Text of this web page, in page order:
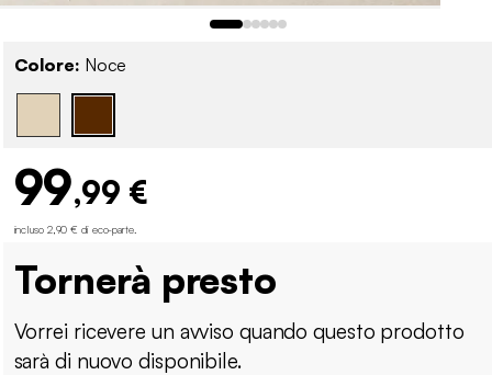
Colore: Noce
99,99 €
incluso 2,90 € di eco-parte.
Tornerà presto
Vorrei ricevere un avviso quando questo prodotto
sarà di nuovo disponibile.